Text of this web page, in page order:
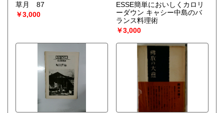
草月 87
￥3,000
ESSE簡単においしくカロリ
ーダウン キャシー中島のバ
ランス料理術
￥3,000